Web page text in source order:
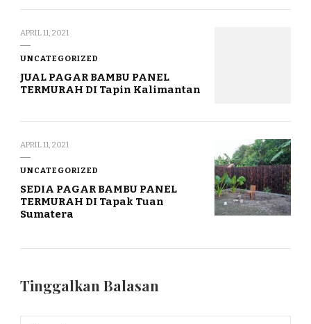
APRIL 11, 2021
UNCATEGORIZED
JUAL PAGAR BAMBU PANEL
TERMURAH DI Tapin Kalimantan
APRIL 11, 2021
UNCATEGORIZED
SEDIA PAGAR BAMBU PANEL
TERMURAH DI Tapak Tuan
Sumatera
Tinggalkan Balasan